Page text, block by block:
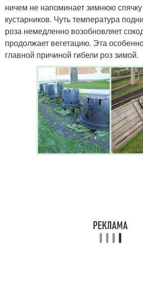
ничем не напоминает зимнюю спячку
кустарников. Чуть температура
роза немедленно возобновляет
продолжает вегетацию. Эта
главной причиной гибели роз зимой.